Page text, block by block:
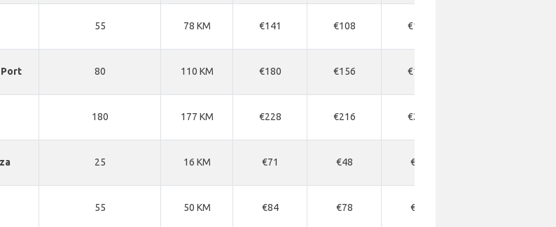
55 78 KM €141 €108 €156
Port 80 110 KM €180 €156 €162
180 177 KM €228 €216 €240
25 16 KM €71 €48 €71
55 50 KM €84 €78 €90